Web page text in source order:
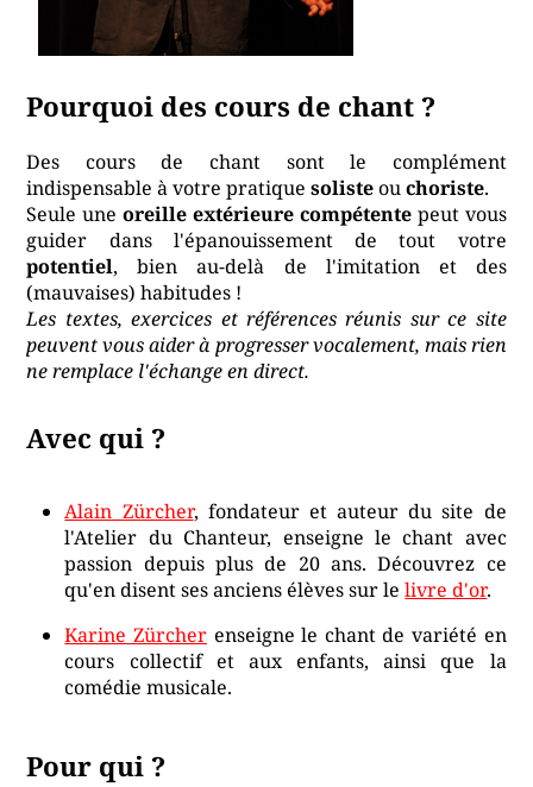
Pourquoi des cours de chant ?
Des cours de chant sont le complément
indispensable à votre pratiquesolisteouchoriste.
Seule uneoreille extérieure compétentepeut vous
guider dans l'épanouissement de tout votre
potentiel, bien au-delà de l'imitation et des
(mauvaises) habitudes !
Les textes, exercices et références réunis sur ce site
peuvent vous aider à progresser vocalement, mais rien
ne remplace l'échange en direct.
Avec qui ?
Alain Zürcher, fondateur et auteur du site de
l'Atelier du Chanteur, enseigne le chant avec
passion depuis plus de 20 ans. Découvrez ce
qu'en disent ses anciens élèves sur lelivre d'or.
Karine Zürcher enseigne le chant de variété en
cours collectif et aux enfants, ainsi que la
comédie musicale.
Pour qui ?